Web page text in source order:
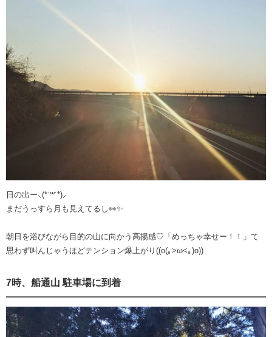
日の出ー⸜(*˙꒳˙*)⸝
まだうっすら月も見えてるし👀✨
朝日を浴びながら目的の山に向かう高揚感️♡「めっちゃ幸せー！！」て
思わず叫んじゃうほどテンション爆上がり((o(｡>ω<｡)o))
7時、船通山 駐車場に到着